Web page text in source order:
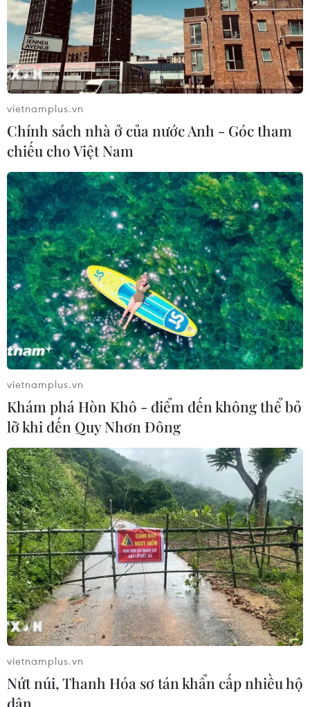
Vietnam Airlines Group không sử dụng
phi công mang quốc tịch Pakistan
28/06/2020 04:37
Các hãng Vietnam Airlines, Jetstar Pacific và VASCO đã
tiến hành kiểm tra và khẳng định không sử dụng phi
công nước ngoài mang quốc tịch Pakistan hoặc sử dụng
bằng cấp, chứng chỉ do Pakistan cấp.
vietnamplus.vn
Chính sách nhà ở của nước Anh - Góc tham
chiếu cho Việt Nam
vietnamplus.vn
Khám phá Hòn Khô - điểm đến không thể bỏ
lỡ khi đến Quy Nhơn Đông
vietnamplus.vn
Nứt núi, Thanh Hóa sơ tán khẩn cấp nhiều hộ
dân